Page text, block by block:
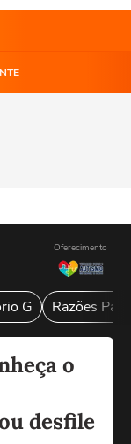
Oferecimento
G Razões
o
desfile